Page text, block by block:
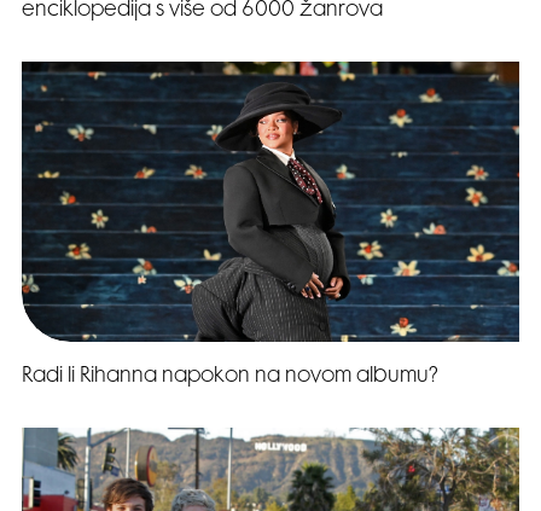
enciklopedija s više od 6000 žanrova
Radi li Rihanna napokon na novom albumu?